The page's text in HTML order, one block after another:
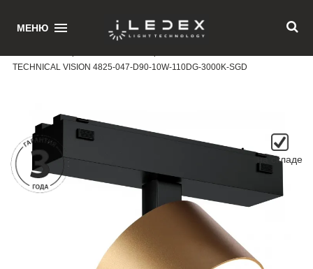
МЕНЮ
TECHNICAL VISION 4825-047-D90-10W-110DG-3000K-SGD
на складе